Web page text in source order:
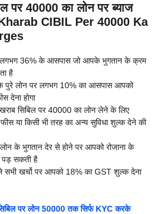
पर 40000 का लोन पर ब्याज
CIBIL Per 40000 Ka
लगभग 36% के आसपास जो आपके भुगतान के क्रम
है
पुरे लोन पर लगभग 10% का आसपास आपको
देना होगा
सिबिल पर 40000 का लोन लेने के लिए
फीस या किसी भी तरह का अन्य सुविधा शुल्क देने की
के भुगतान देर से होने पर आपको रोजाना के
पड़ सकती है
सभी खर्चो पर आपको 18% का GST शुल्क देना
पर लोन 50000 तक सिर्फ KYC करके